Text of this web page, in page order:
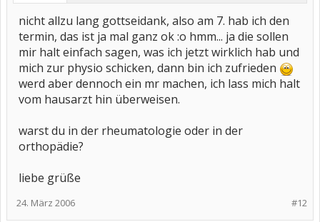
nicht allzu lang gottseidank, also am 7. hab ich den
termin, das ist ja mal ganz ok :o hmm... ja die sollen
mir halt einfach sagen, was ich jetzt wirklich hab und
mich zur physio schicken, dann bin ich zufrieden
werd aber dennoch ein mr machen, ich lass mich halt
vom hausarzt hin überweisen.
warst du in der rheumatologie oder in der
orthopädie?
liebe grüße
#12
24. März 2006